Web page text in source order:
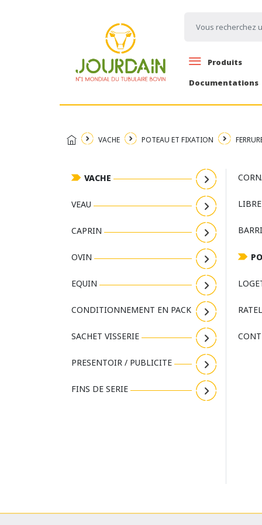
Produits
Documentations
VACHE POTEAU ET FIXATION
VACHE
VEAU
CAPRIN
OVIN
EQUIN
CONDITIONNEMENT EN PACK
SACHET VISSERIE
PRESENTOIR / PUBLICITE
FINS DE SERIE